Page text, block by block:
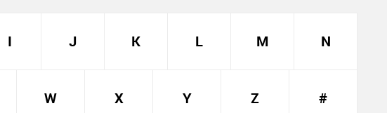
I J K L M N
W X Y Z #